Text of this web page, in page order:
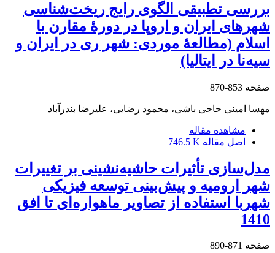
بررسی تطبیقی الگوی رایج ریخت‏‌شناسی
شهرهای ایران و اروپا در دورۀ مقارن با
اسلام (مطالعۀ موردی: شهر ری در ایران و
سیه‌نا در ایتالیا)
صفحه 853-870
مهسا امینی حاجی باشی، محمود رضایی، علیرضا بندرآباد
مشاهده مقاله
اصل مقاله 746.5 K
مدل‌سازی تأثیرات حاشیه‌نشینی بر تغییرات
شهر ارومیه و پیش‌بینی توسعه فیزیکی
شهربا استفاده از تصاویر ماهواره‌ای تا افق
1410
صفحه 871-890